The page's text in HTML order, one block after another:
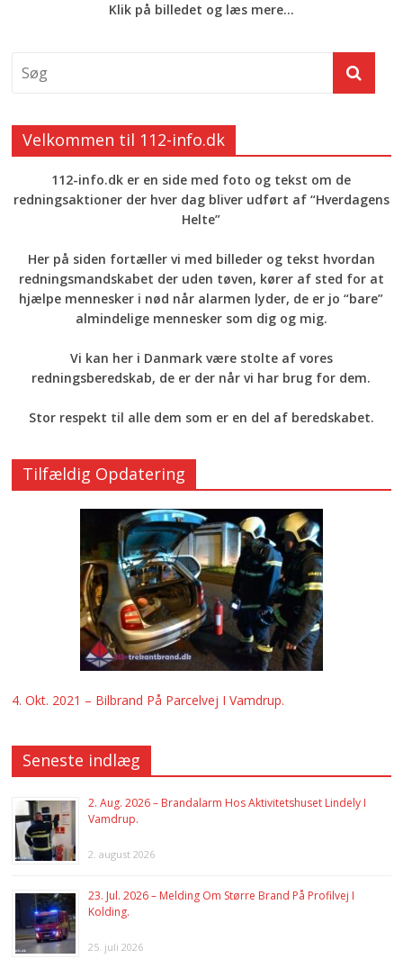
Klik på billedet og læs mere...
Velkommen til 112-info.dk
112-info.dk er en side med foto og tekst om de
redningsaktioner der hver dag bliver udført af “Hverdagens
Helte”
Her på siden fortæller vi med billeder og tekst hvordan
redningsmandskabet der uden tøven, kører af sted for at
hjælpe mennesker i nød når alarmen lyder, de er jo “bare”
almindelige mennesker som dig og mig.
Vi kan her i Danmark være stolte af vores
redningsberedskab, de er der når vi har brug for dem.
Stor respekt til alle dem som er en del af beredskabet.
Tilfældig Opdatering
4. Okt. 2021 – Bilbrand På Parcelvej I Vamdrup.
Seneste indlæg
2. Aug. 2026 – Brandalarm Hos Aktivitetshuset Lindely I
Vamdrup.
2. august 2026
23. Jul. 2026 – Melding Om Større Brand På Profilvej I
Kolding.
25. juli 2026